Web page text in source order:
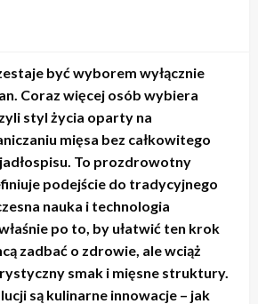
być wyborem wyłącznie
Coraz więcej osób wybiera
styl życia oparty na
mięsa bez całkowitego
To prozdrowotny
podejście do tradycyjnego
nauka i technologia
po to, by ułatwić ten krok
zadbać o zdrowie, ale wciąż
smak i mięsne struktury.
są kulinarne innowacje – jak